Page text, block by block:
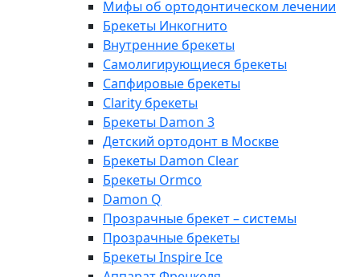
Мифы об ортодонтическом лечении
Брекеты Инкогнито
Внутренние брекеты
Cамолигирующиеся брекеты
Сапфировые брекеты
Clarity брекеты
Брекеты Damon 3
Детский ортодонт в Москве
Брекеты Damon Clear
Брекеты Ormco
Damon Q
Прозрачные брекет – системы
Прозрачные брекеты
Брекеты Inspire Ice